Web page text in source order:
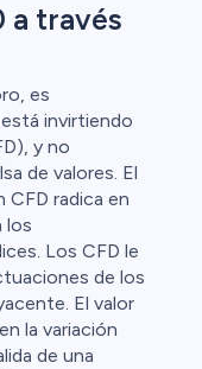
a través
es
invirtiendo
y no
de valores. El
radica en
los
Los CFD le
de los
El valor
la variación
de una